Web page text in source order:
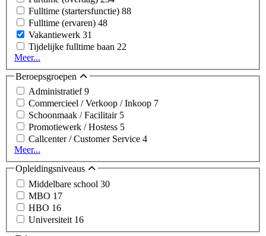
Fulltime (startersfunctie) 88
Fulltime (ervaren) 48
Vakantiewerk 31
Tijdelijke fulltime baan 22
Meer...
Beroepsgroepen
Administratief9
Commercieel / Verkoop / Inkoop 7
Schoonmaak / Facilitair 5
Promotiewerk / Hostess 5
Callcenter / Customer Service 4
Meer...
Opleidingsniveaus
Middelbare school 30
MBO 17
HBO 16
Universiteit 16